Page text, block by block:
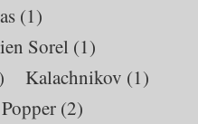
(1)
Sorel (1)
Kalachnikov (1)
(2)